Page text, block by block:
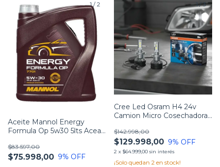
1/2
Aceite Mannol Energy
Formula Op 5w30 5lts Acea
$75.998,00
$83.597,00
9% OFF
1/3
Cree Led Osram H4 24v
Camion Micro Cosechadoras
$129.998,00
$142.998,00
9% OFF
2 x $64.999,00 sin interés
¡Solo quedan 2 en stock!